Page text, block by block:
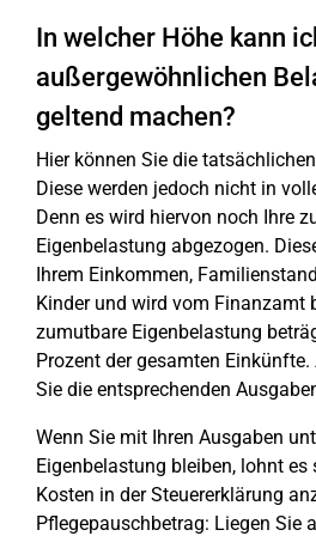
In welcher Höhe kann
außergewöhnlichen
geltend machen?
Hier können Sie die
Diese werden jedoch nicht in
Denn es wird hiervon noch Ihre
Eigenbelastung abgezogen.
Ihrem Einkommen,
Kinder und wird vom Finanzamt
zumutbare Eigenbelastung
Prozent der gesamten
Sie die entsprechenden
Wenn Sie mit Ihren Ausgaben
Eigenbelastung bleiben, lohnt es
Kosten in der Steuererklärung
Pflegepauschbetrag: Liegen Sie